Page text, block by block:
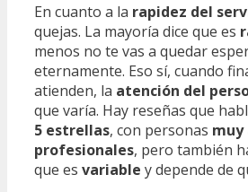
En cuanto a la rapidez del
quejas. La mayoría dice que es
menos no te vas a quedar
eternamente. Eso sí, cuando
atienden, la atención del
que varía. Hay reseñas que
5 estrellas, con personas muy
profesionales, pero también
que es variable y depende de